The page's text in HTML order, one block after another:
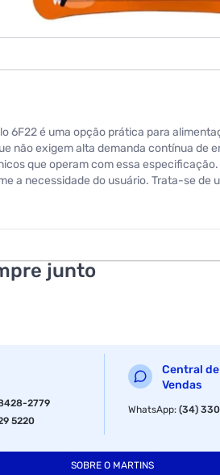
6F22 é uma opção prática para
não exigem alta demanda contínua de
que operam com essa
a necessidade do usuário. Trata-se
junto
2779
5220
Central
Vendas
WhatsApp:(34)
SOBRE O MARTINS